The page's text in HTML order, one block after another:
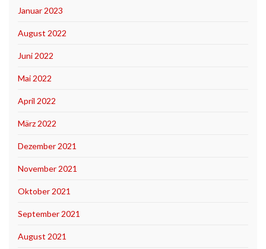
Januar 2023
August 2022
Juni 2022
Mai 2022
April 2022
März 2022
Dezember 2021
November 2021
Oktober 2021
September 2021
August 2021